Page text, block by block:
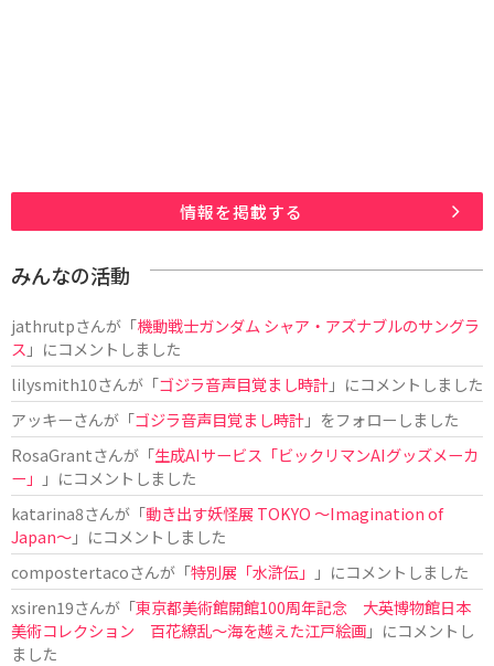
情報を掲載する
みんなの活動
jathrutpさんが「機動戦士ガンダム シャア・アズナブルのサングラ
ス 」にコメントしました
lilysmith10さんが「ゴジラ音声目覚まし時計」にコメントしました
アッキーさんが「ゴジラ音声目覚まし時計」をフォローしました
RosaGrantさんが「生成AIサービス「ビックリマンAIグッズメーカ
ー」
」にコメントしました
katarina8さんが「動き出す妖怪展 TOKYO 〜Imagination of
Japan〜」にコメントしました
compostertacoさんが「特別展「水滸伝」
」にコメントしました
xsiren19さんが「東京都美術館開館100周年記念 大英博物館日本
美術コレクション 百花繚乱～海を越えた江戸絵画」にコメントし
ました